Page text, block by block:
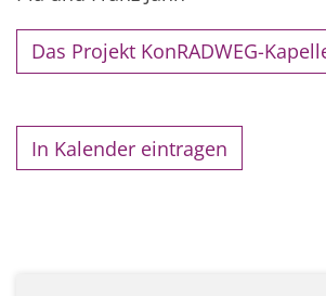
Das Projekt KonRADWEG-
In Kalender eintragen